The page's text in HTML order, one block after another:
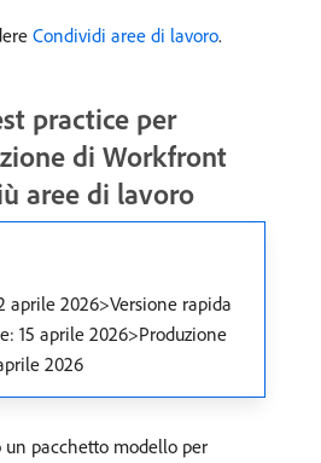
Condividi aree di lavoro.
practice per
di Workfront
aree di lavoro
aprile 2026>Versione rapida
15 aprile 2026>Produzione
2026
pacchetto modello per